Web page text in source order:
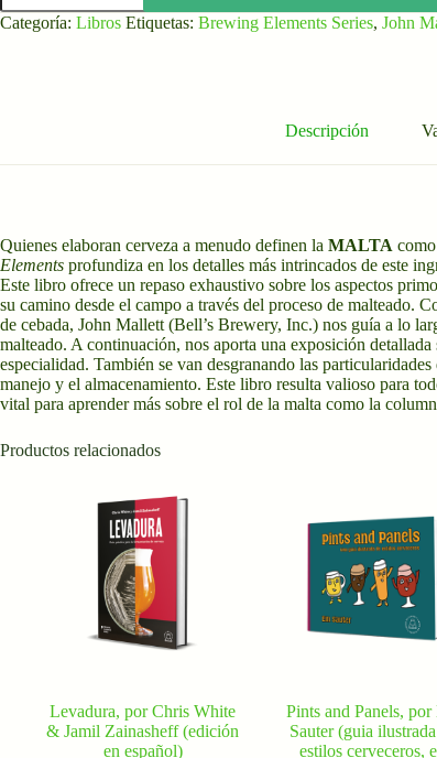
Mallett
(edición
Categoría: Libros Etiquetas: Brewing Elements Series, John
Descripción
Quienes elaboran cerveza a menudo definen la MALTA
Elements profundiza en los detalles más intrincados de este
Este libro ofrece un repaso exhaustivo sobre los aspectos
su camino desde el campo a través del proceso de malteado.
de cebada, John Mallett (Bell’s Brewery, Inc.) nos guía a lo
malteado. A continuación, nos aporta una exposición
especialidad. También se van desgranando las
manejo y el almacenamiento. Este libro resulta valioso para
vital para aprender más sobre el rol de la malta como la
Productos relacionados
Levadura, por Chris White
& Jamil Zainasheff (edición
en español)
Pints and Panels, por
Sauter (guia
estilos cerveceros,